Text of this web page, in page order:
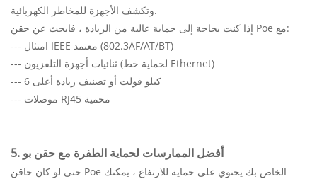
وتكشف الأجهزة للمخاطر الكهربائية.
إذا كنت بحاجة إلى حماية عالية من الزيادة ، فابحث عن حقن Poe مع:
--- امتثال IEEE معتمد (802.3AF/AT/BT)
--- ثنائيات أجهزة التلفزيون (لحماية خط Ethernet)
--- 6 كيلو فولت أو تصنيف زيادة أعلى
--- موصلات RJ45 محمية
5. أفضل الممارسات لحماية الطفرة مع حقن بو
حتى لو كان حاقن Poe الخاص بك يحتوي على حماية للارتفاع ، يمكنك